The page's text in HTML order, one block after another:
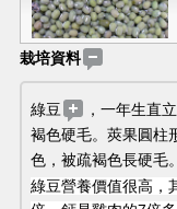
栽培資料
綠豆
，一年生直
褐色硬毛。莢果圓柱
色，被疏褐色長硬毛
綠豆營養價值很高，